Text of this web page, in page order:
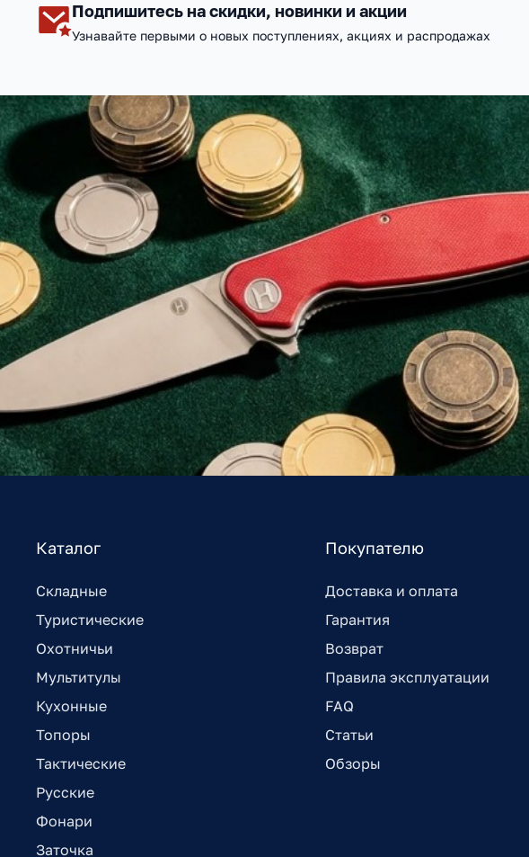
Подпишитесь на скидки, новинки и акции
Узнавайте первыми о новых поступлениях, акциях и распродажах
Каталог
Складные
Туристические
Охотничьи
Мультитулы
Кухонные
Топоры
Тактические
Русские
Фонари
Заточка
Покупателю
Доставка и оплата
Гарантия
Возврат
Правила эксплуатации
FAQ
Статьи
Обзоры